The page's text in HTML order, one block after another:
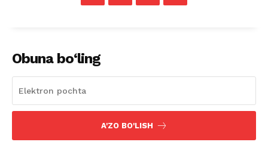
Obuna bo‘ling
A'ZO BO'LISH